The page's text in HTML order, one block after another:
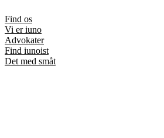
Find os
Vi er iuno
Advokater
Find iunoist
Det med småt